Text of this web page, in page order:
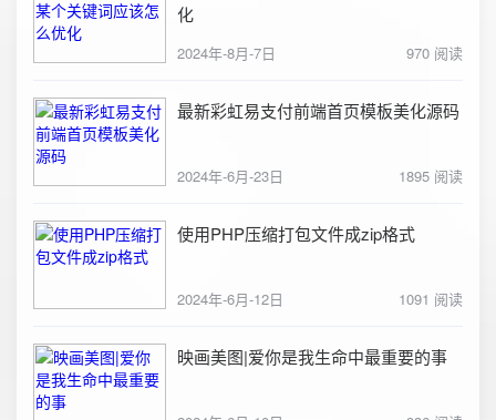
化
2024年-8月-7日 970 阅读
最新彩虹易支付前端首页模板美化源码
2024年-6月-23日 1895 阅读
使用PHP压缩打包文件成zip格式
2024年-6月-12日 1091 阅读
映画美图|爱你是我生命中最重要的事